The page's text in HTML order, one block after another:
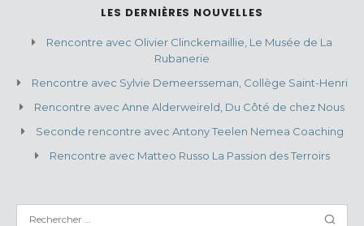
LES DERNIÈRES NOUVELLES
Rencontre avec Olivier Clinckemaillie, Le Musée de La
Rubanerie
Rencontre avec Sylvie Demeersseman, Collège Saint-Henri
Rencontre avec Anne Alderweireld, Du Côté de chez Nous
Seconde rencontre avec Antony Teelen Nemea Coaching
Rencontre avec Matteo Russo La Passion des Terroirs